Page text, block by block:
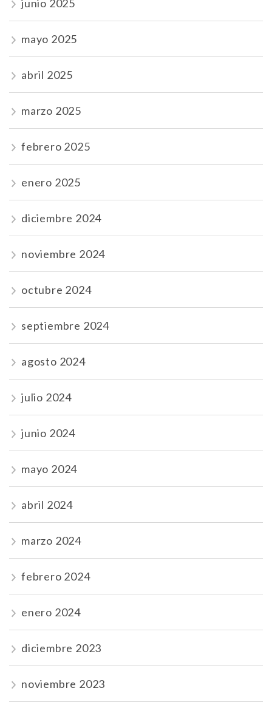
junio 2025
mayo 2025
abril 2025
marzo 2025
febrero 2025
enero 2025
diciembre 2024
noviembre 2024
octubre 2024
septiembre 2024
agosto 2024
julio 2024
junio 2024
mayo 2024
abril 2024
marzo 2024
febrero 2024
enero 2024
diciembre 2023
noviembre 2023